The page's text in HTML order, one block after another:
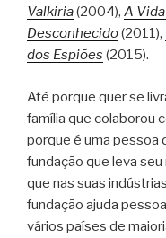
Valkiria(2004), A
Desconhecido(2011),
dos Espiões (2015).
Até porque quer se
família que colaborou
porque é uma pessoa
fundação que leva
que nas suas
fundação ajuda
vários países de